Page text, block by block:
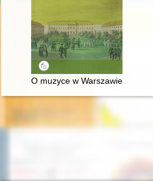
O muzyce w Warszawie Chopina